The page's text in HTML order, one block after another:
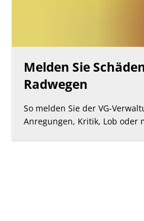
Melden Sie
Radwegen
So melden Sie der VG-
Anregungen, Kritik, Lob oder